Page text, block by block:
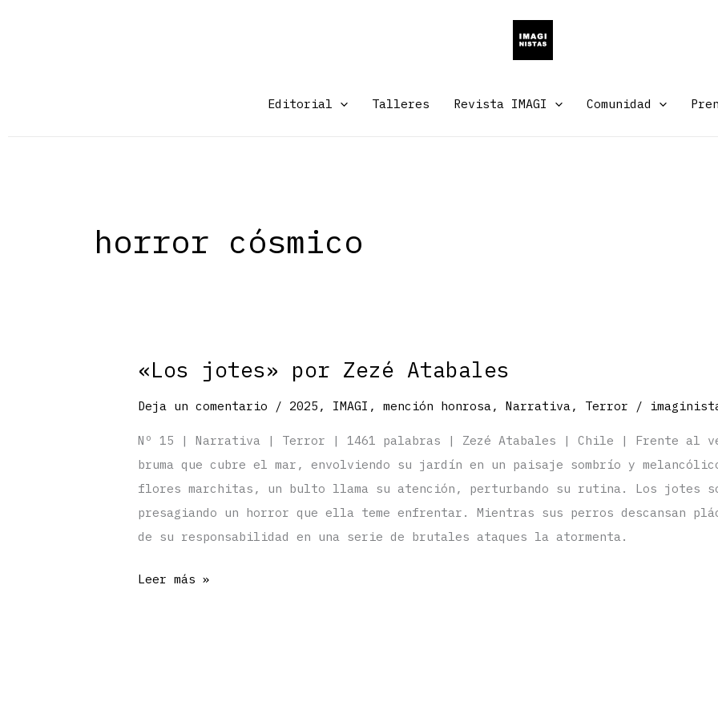
Editorial Talleres Revista IMAGI Comunidad
horror cósmico
«Los jotes» por Zezé Atabales
Deja un comentario / 2025 , IMAGI ,mención honrosa,Narrativa, Terror /
Nº 15 | Narrativa | Terror | 1461 palabras | Zezé Atabales | Chile | Frente al
bruma que cubre el mar, envolviendo su jardín en un paisaje sombrío y
flores marchitas, un bulto llama su atención, perturbando su rutina. Los jotes
presagiando un horror que ella teme enfrentar. Mientras sus perros descansan
de su responsabilidad en una serie de brutales ataques la atormenta.
«Los
Leer más »